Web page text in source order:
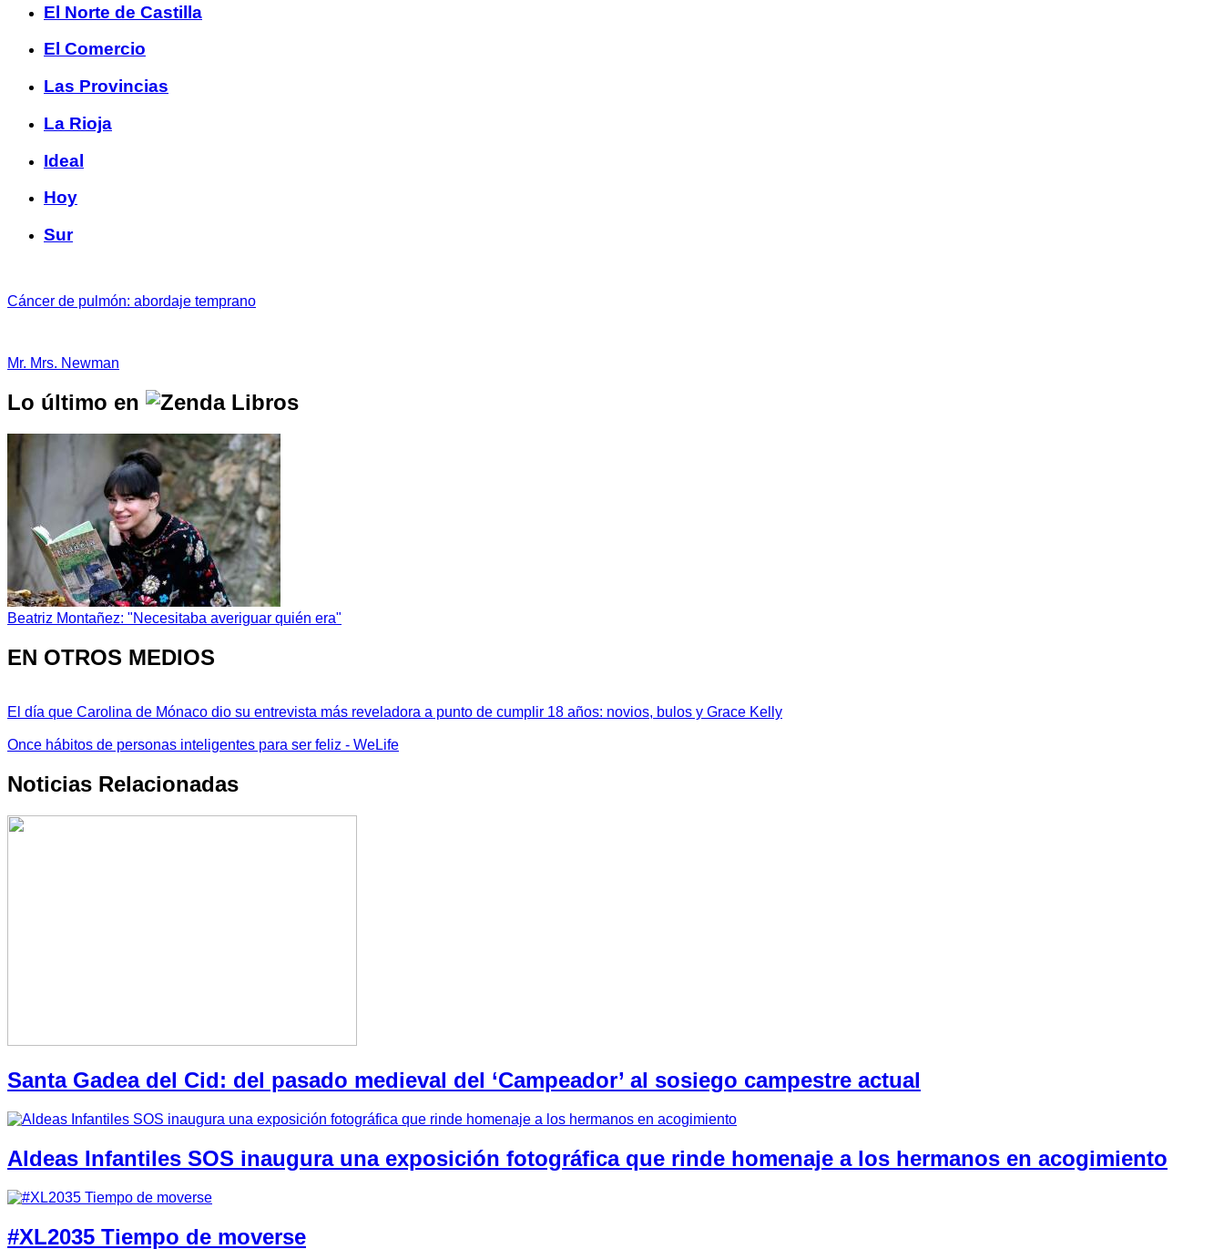
El Norte de Castilla
El Comercio
Las Provincias
La Rioja
Ideal
Hoy
Sur
Cáncer de pulmón: abordaje temprano
Mr. Mrs. Newman
Lo último en
Beatriz Montañez: "Necesitaba averiguar quién era"
EN OTROS MEDIOS
El día que Carolina de Mónaco dio su entrevista más reveladora a punto de cumplir 18 años: novios, bulos y Grace Kelly
Once hábitos de personas inteligentes para ser feliz - WeLife
Noticias Relacionadas
Santa Gadea del Cid: del pasado medieval del ‘Campeador’ al sosiego campestre actual
Aldeas Infantiles SOS inaugura una exposición fotográfica que rinde homenaje a los hermanos en acogimiento
#XL2035 Tiempo de moverse